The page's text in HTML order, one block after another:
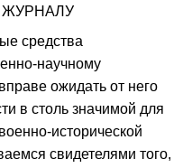
ЖУРНАЛУ
средства
научному
ожидать от него
в столь значимой для
исторической
свидетелями того,